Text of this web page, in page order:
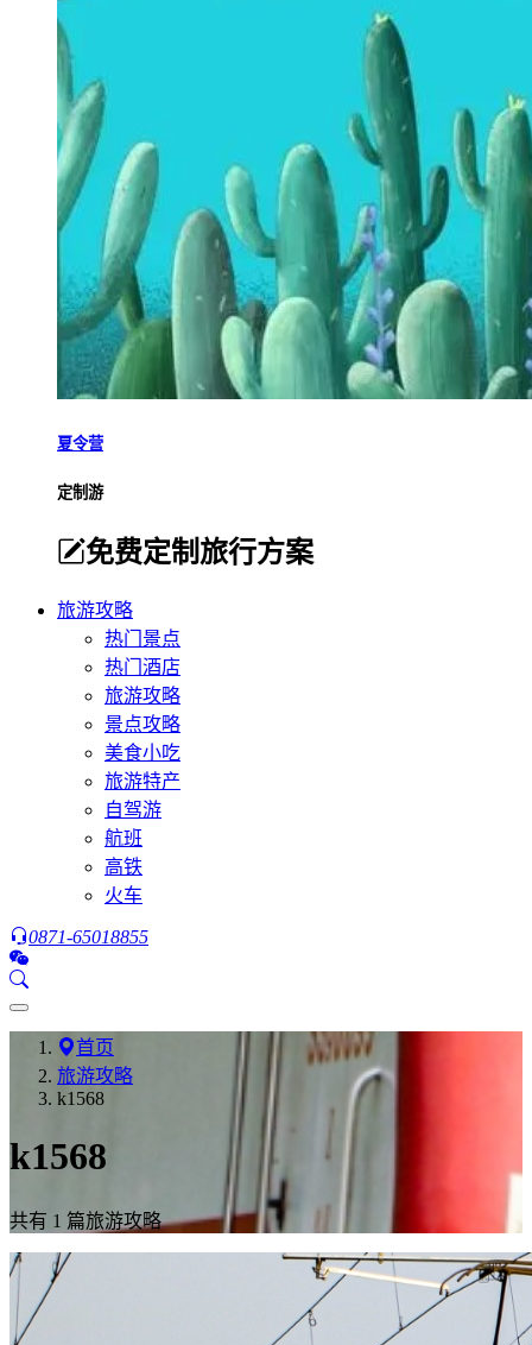
夏令营
定制游
免费定制旅行方案
旅游攻略
热门景点
热门酒店
旅游攻略
景点攻略
美食小吃
旅游特产
自驾游
航班
高铁
火车
0871-65018855
首页
旅游攻略
k1568
k1568
共有 1 篇旅游攻略